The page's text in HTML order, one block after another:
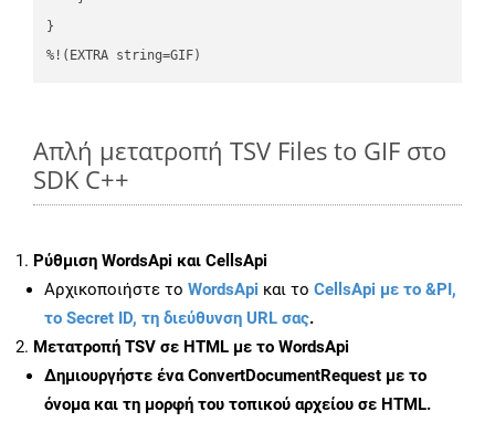
}
%!(EXTRA string=GIF)
Απλή μετατροπή TSV Files to GIF στο
SDK C++
Ρύθμιση WordsApi και CellsApi
Αρχικοποιήστε το WordsApi και το CellsApi με το &PI,
το Secret ID, τη διεύθυνση URL σας.
Μετατροπή TSV σε HTML με το WordsApi
Δημιουργήστε έναConvertDocumentRequest με το
όνομα και τη μορφή του τοπικού αρχείου σε HTML.